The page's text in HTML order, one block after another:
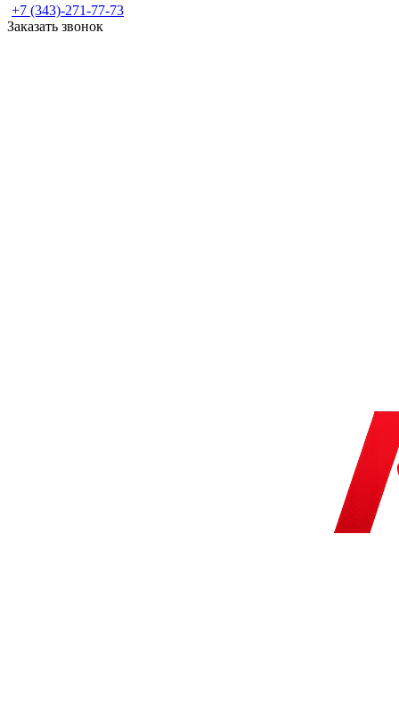
+7 (343)-271-77-73
Заказать звонок